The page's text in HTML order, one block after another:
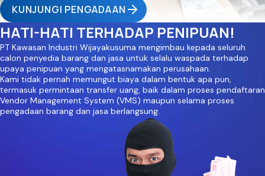
KUNJUNGI PENGADAAN
HATI-HATI TERHADAP PENIPUAN!
PT Kawasan Industri Wijayakusuma mengimbau kepada seluruh
calon penyedia barang dan jasa untuk selalu waspada terhadap
upaya penipuan yang mengatasnamakan perusahaan.
Kami tidak pernah memungut biaya dalam bentuk apa pun,
termasuk permintaan transfer uang, baik dalam proses pendaftaran
Vendor Management System (VMS) maupun selama proses
pengadaan barang dan jasa berlangsung.